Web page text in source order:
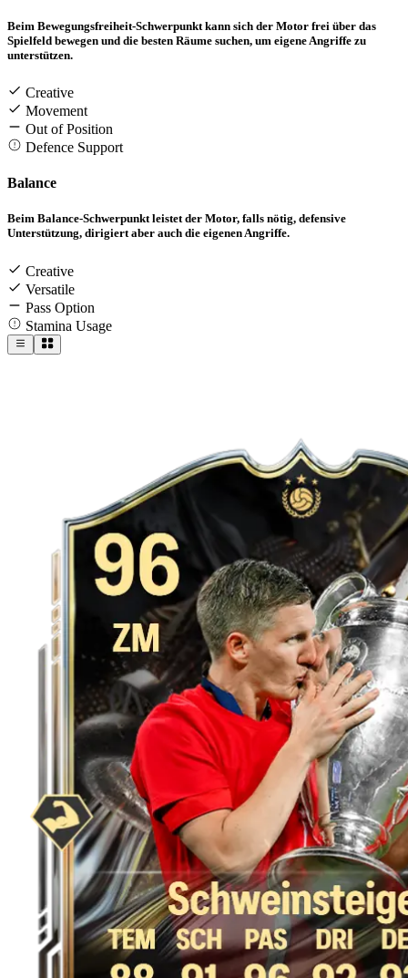
Beim Bewegungsfreiheit-Schwerpunkt kann sich der Motor frei über das
Spielfeld bewegen und die besten Räume suchen, um eigene Angriffe zu
unterstützen.
Creative
Movement
Out of Position
Defence Support
Balance
Beim Balance-Schwerpunkt leistet der Motor, falls nötig, defensive
Unterstützung, dirigiert aber auch die eigenen Angriffe.
Creative
Versatile
Pass Option
Stamina Usage